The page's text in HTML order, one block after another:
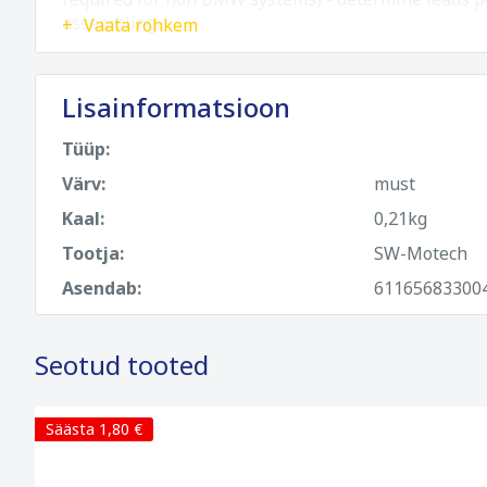
assembling.
Vaata rohkem
Lisainformatsioon
Tüüp:
Värv:
must
Kaal:
0,21kg
Tootja:
SW-Motech
Asendab:
Seotud tooted
Säästa 1,80 €